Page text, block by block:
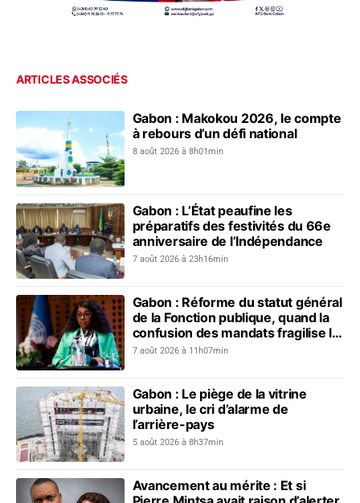
ARTICLES ASSOCIÉS
Gabon : Makokou 2026, le compte
à rebours d’un défi national
8 août 2026 à 8h01min
Gabon : L’État peaufine les
préparatifs des festivités du 66e
anniversaire de l’Indépendance
7 août 2026 à 23h16min
Gabon : Réforme du statut général
de la Fonction publique, quand la
confusion des mandats fragilise le
dialogue social
7 août 2026 à 11h07min
Gabon : Le piège de la vitrine
urbaine, le cri d’alarme de
l’arrière-pays
5 août 2026 à 8h37min
Avancement au mérite : Et si